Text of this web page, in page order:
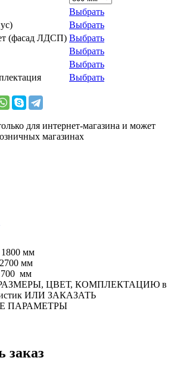
Выбрать
Выбрать
(фасад ЛДСП) Выбрать
Выбрать
Выбрать
Выбрать
для интернет-магазина и может
магазинах
мм
мм
700 мм
ЦВЕТ, КОМПЛЕКТАЦИЮ в
ИЛИ ЗАКАЗАТЬ
ПАРАМЕТРЫ
заказ